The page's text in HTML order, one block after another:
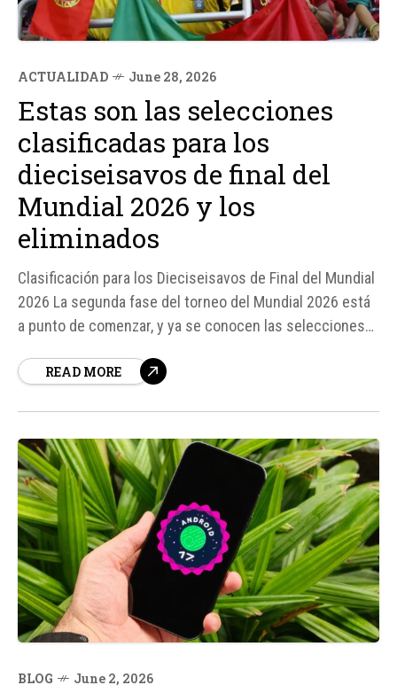
ACTUALIDAD June 28, 2026
Estas son las selecciones
clasificadas para los
dieciseisavos de final del
Mundial 2026 y los
eliminados
Clasificación para los Dieciseisavos de Final del Mundial
2026 La segunda fase del torneo del Mundial 2026 está
a punto de comenzar, y ya se conocen las selecciones
fuentes, Colombia y Portugal son dos de las
READ MORE
BLOG June 2, 2026